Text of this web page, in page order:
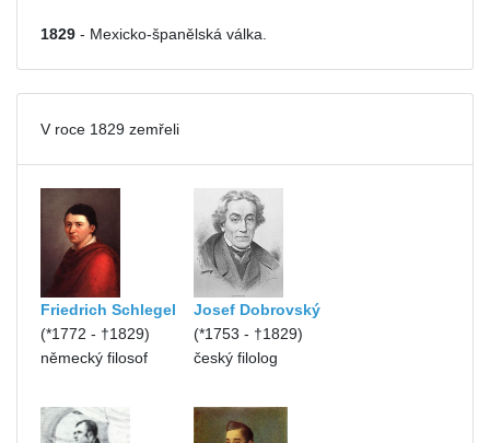
1829 - Mexicko-španělská válka.
V roce 1829 zemřeli
Friedrich Schlegel
(*1772 - †1829)
německý filosof
Josef Dobrovský
(*1753 - †1829)
český filolog